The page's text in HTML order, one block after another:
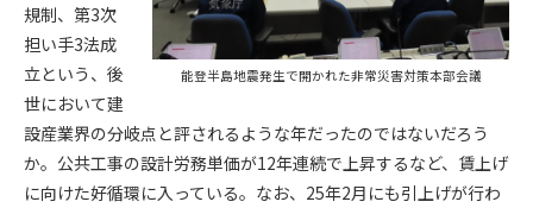
能登半島地震発生で開かれた非常災害対策本部会議
規制、第3次
担い手3法成
立という、後
世において建
設産業界の分岐点と評されるような年だったのではないだろう
か。公共工事の設計労務単価が12年連続で上昇するなど、賃上げ
に向けた好循環に入っている。なお、25年2月にも引上げが行わ
第4条（会員審査および資格の取り消し）
会員とは、本規約を承諾の上、所定の会員申込手続きを完了
後、管理者がこれを承認した者をいいます。
第4条（会員の定義と登録）
1. 管理者は前条により審査の結果、会員申込みをした者が以下
の何れかの項目に該当することがわかった場合、その者の会